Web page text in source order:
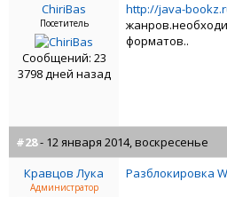
ChiriBas
Посетитель
Сообщений: 23
3798 дней назад
http://java-
форматов..
#28- 12 января 2014, воскресенье
Кравцов Лука
Администратор
Разблокировка